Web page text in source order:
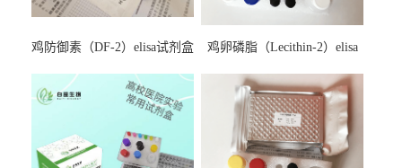
鸡防御素（DF-2）elisa试剂盒
鸡卵磷脂（Lecithin-2）elisa